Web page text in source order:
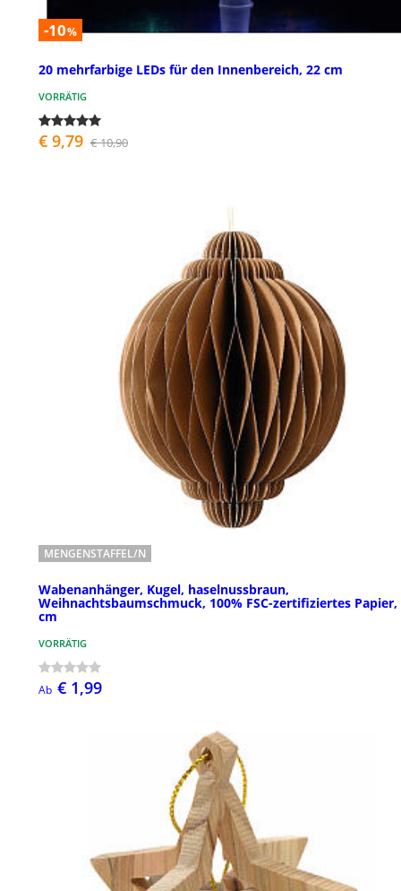
-10%
20 mehrfarbige LEDs für den Innenbereich, 22 cm
VORRÄTIG
€ 9,79 € 10,90
MENGENSTAFFEL/N
Wabenanhänger, Kugel, haselnussbraun,
Weihnachtsbaumschmuck, 100% FSC-zertifiziertes Papier,
cm
VORRÄTIG
Ab € 1,99